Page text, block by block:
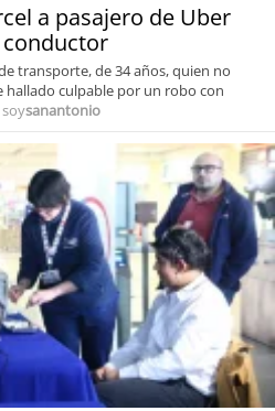
a pasajero de Uber
conductor
transporte, de 34 años, quien no
hallado culpable por un robo con
soysanantonio